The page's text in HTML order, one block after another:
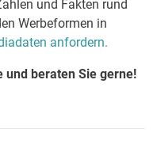
und Fakten rund
Werbeformen in
anfordern.
beraten Sie gerne!